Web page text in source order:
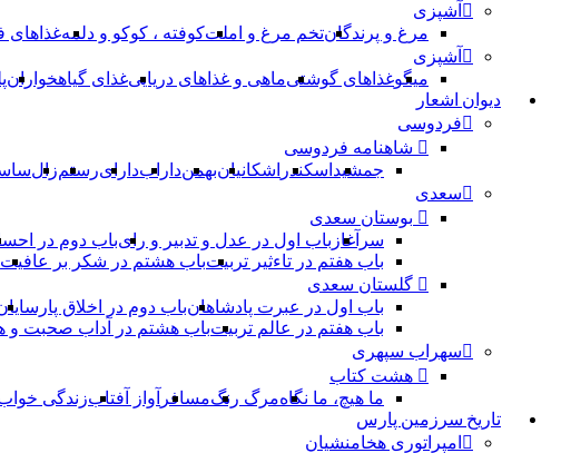
آشپزی
مرغ و پرندگانتخم مرغ و املتکوفته ، کوکو و دلمهغذاهای
آشپزی
میگوغذاهای گوشتیماهی و غذاهای دریاییغذای گیاهخواران
دیوان اشعار
فردوسی
شاهنامه فردوسی
جمشید اسکندر اشکانیانبهمندارابدارایرستمزال
سعدی
بوستان سعدی
سرآغاز باب اول در عدل و تدبیر و رایباب دوم در
باب هفتم در تاءثیر تربیتباب هشتم در شکر بر عافیت
گلستان سعدی
باب اول در عبرت پادشاهانباب دوم در اخلاق
باب هفتم در عالم تربیتباب هشتم در آداب صحبت و
سهراب سپهری
هشت کتاب
ما هیچ، ما نگاهمرگ رنگمسافر آواز آفتابزندگی
تاریخ سرزمین پارس
امپراتوری هخامنشیان